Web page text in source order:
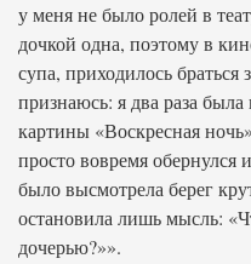
у меня не было ролей в
дочкой одна, поэтому в
супа, приходилось браться
признаюсь: я два раза
картины «Воскресная
просто вовремя
было высмотрела берег
остановила лишь мысль:
дочерью?»».